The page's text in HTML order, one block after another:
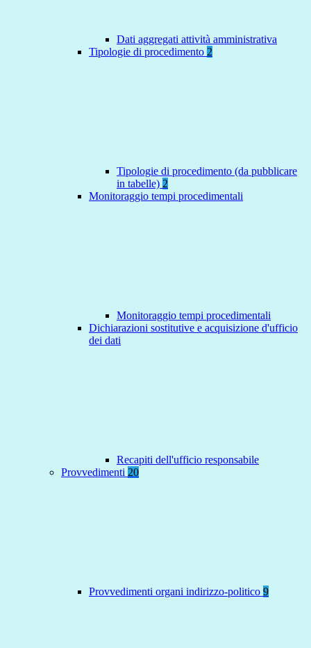
Dati aggregati attività amministrativa
Tipologie di procedimento 2
Tipologie di procedimento (da pubblicare
in tabelle) 2
Monitoraggio tempi procedimentali
Monitoraggio tempi procedimentali
Dichiarazioni sostitutive e acquisizione d'ufficio
dei dati
Recapiti dell'ufficio responsabile
Provvedimenti 20
Provvedimenti organi indirizzo-politico 9